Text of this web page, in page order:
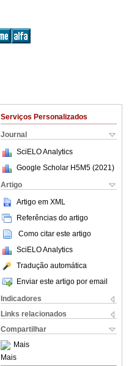
Serviços Personalizados
Journal
SciELO Analytics
Google Scholar H5M5 (2021 )
Artigo
Artigo em XML
Referências do artigo
Como citar este artigo
SciELO Analytics
Tradução automática
Enviar este artigo por email
Indicadores
Links relacionados
Compartilhar
Mais
Mais